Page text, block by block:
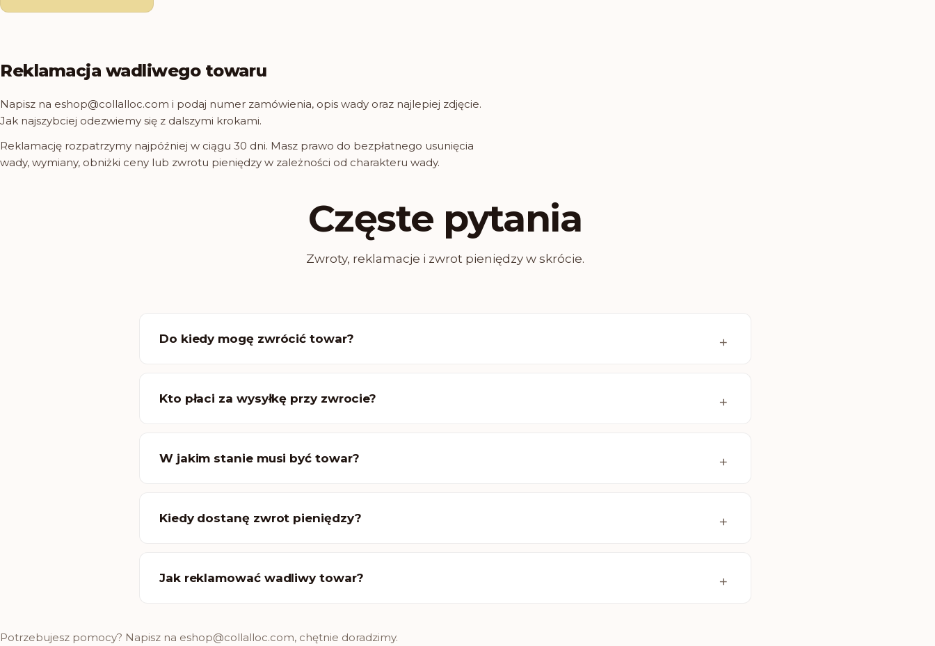
Reklamacja wadliwego towaru
Napisz na eshop@collalloc.com i podaj numer zamówienia, opis wady oraz najlepiej zdjęcie.
Jak najszybciej odezwiemy się z dalszymi krokami.
Reklamację rozpatrzymy najpóźniej w ciągu 30 dni. Masz prawo do bezpłatnego usunięcia
wady, wymiany, obniżki ceny lub zwrotu pieniędzy w zależności od charakteru wady.
Częste pytania
Zwroty, reklamacje i zwrot pieniędzy w skrócie.
Do kiedy mogę zwrócić towar?
Kto płaci za wysyłkę przy zwrocie?
W jakim stanie musi być towar?
Kiedy dostanę zwrot pieniędzy?
Jak reklamować wadliwy towar?
Potrzebujesz pomocy? Napisz na eshop@collalloc.com, chętnie doradzimy.